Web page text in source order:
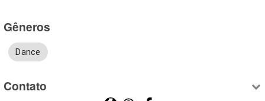
Gêneros
Dance
Contato